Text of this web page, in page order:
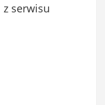
z serwisu